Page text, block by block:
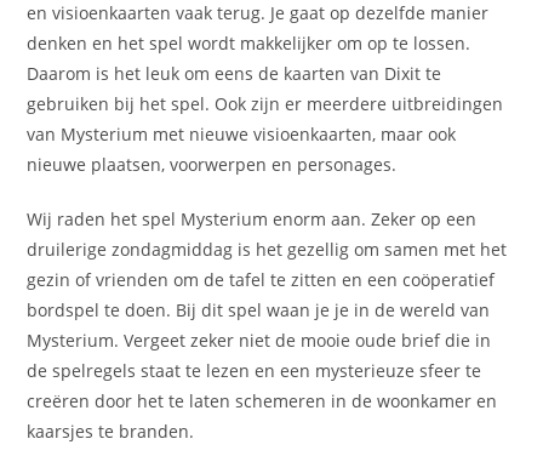
en visioenkaarten vaak terug. Je gaat op dezelfde manier
denken en het spel wordt makkelijker om op te lossen.
Daarom is het leuk om eens de kaarten van Dixit te
gebruiken bij het spel. Ook zijn er meerdere uitbreidingen
van Mysterium met nieuwe visioenkaarten, maar ook
nieuwe plaatsen, voorwerpen en personages.
Wij raden het spel Mysterium enorm aan. Zeker op een
druilerige zondagmiddag is het gezellig om samen met het
gezin of vrienden om de tafel te zitten en een coöperatief
bordspel te doen. Bij dit spel waan je je in de wereld van
Mysterium. Vergeet zeker niet de mooie oude brief die in
de spelregels staat te lezen en een mysterieuze sfeer te
creëren door het te laten schemeren in de woonkamer en
kaarsjes te branden.